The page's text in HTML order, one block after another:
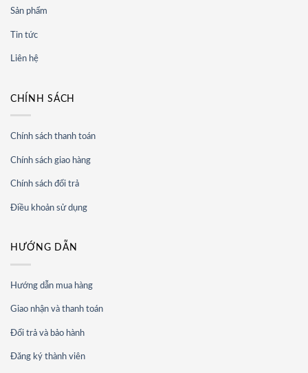
Sản phẩm
Tin tức
Liên hệ
CHÍNH SÁCH
Chính sách thanh toán
Chính sách giao hàng
Chính sách đổi trả
Điều khoản sử dụng
HƯỚNG DẪN
Hướng dẫn mua hàng
Giao nhận và thanh toán
Đổi trả và bảo hành
Đăng ký thành viên